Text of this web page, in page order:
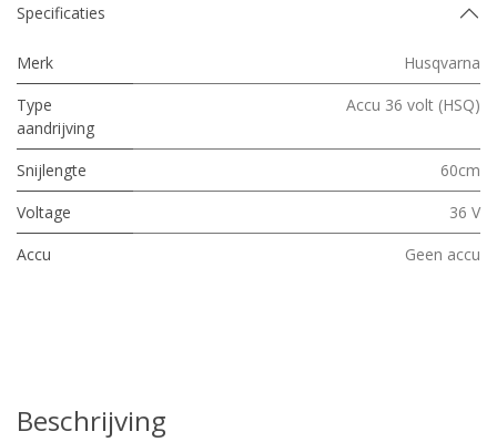
Specificaties
Merk
Husqvarna
Type
aandrijving
Accu 36 volt (HSQ)
Snijlengte
60cm
Voltage
36 V
Accu
Geen accu
Beschrijving